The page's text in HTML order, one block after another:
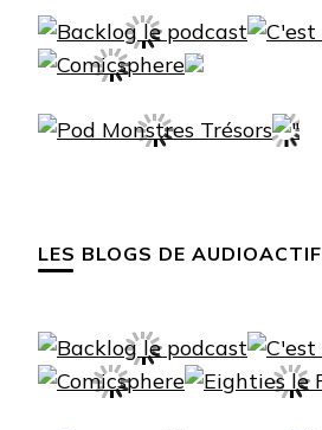
LES BLOGS DE AUDIOACTIF